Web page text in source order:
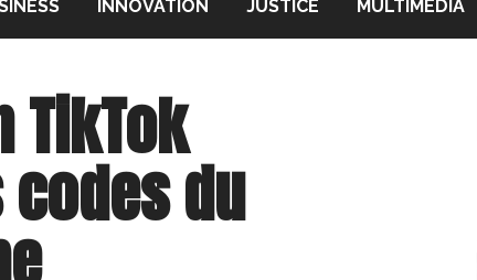
INNOVATION JUSTICE MULTIMÉDIA
TikTok
du